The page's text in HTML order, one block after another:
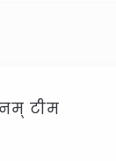
टीम